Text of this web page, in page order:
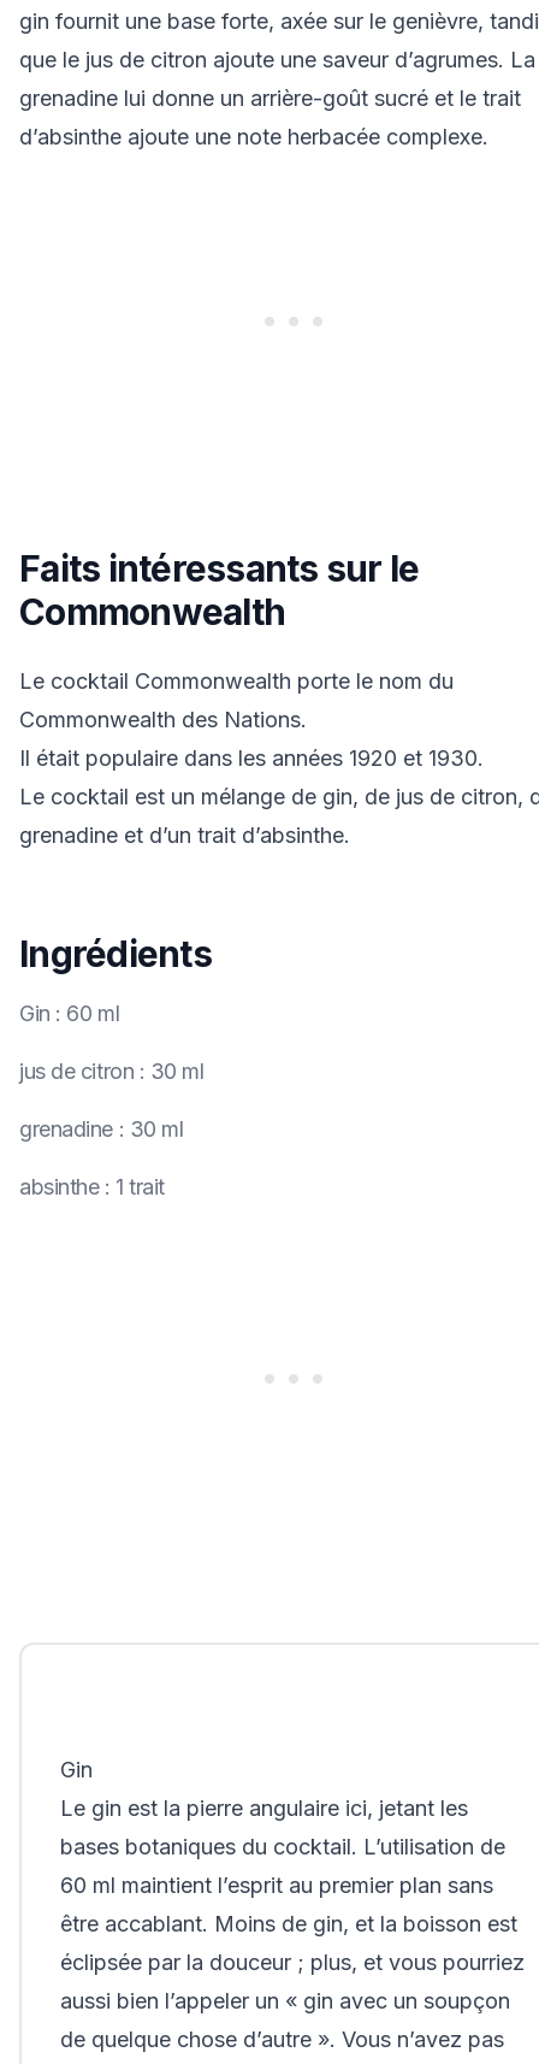
gin fournit une base forte, axée sur le genièvre,
que le jus de citron ajoute une saveur d’agrumes. La
grenadine lui donne un arrière-goût sucré et le trait
d’absinthe ajoute une note herbacée complexe.
Faits intéressants sur le
Commonwealth
Le cocktail Commonwealth porte le nom du
Commonwealth des Nations.
Il était populaire dans les années 1920 et 1930.
Le cocktail est un mélange de gin, de jus de citron,
grenadine et d’un trait d’absinthe.
Ingrédients
Gin : 60 ml
jus de citron : 30 ml
grenadine : 30 ml
absinthe : 1 trait
Gin
Le gin est la pierre angulaire ici, jetant les
bases botaniques du cocktail. L’utilisation de
60 ml maintient l’esprit au premier plan sans
être accablant. Moins de gin, et la boisson est
éclipsée par la douceur ; plus, et vous pourriez
aussi bien l’appeler un « gin avec un soupçon
de quelque chose d’autre ». Vous n’avez pas